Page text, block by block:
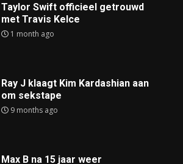
Taylor Swift officieel getrouwd
met Travis Kelce
1 month ago
Ray J klaagt Kim Kardashian aan
om sekstape
9 months ago
Max B na 15 jaar weer